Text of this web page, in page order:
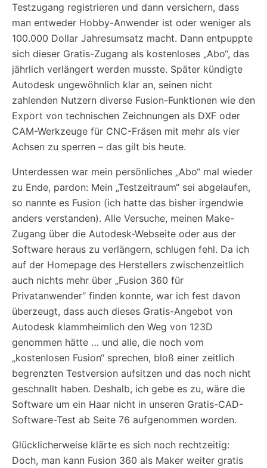
Testzugang registrieren und dann versichern, dass
man entweder Hobby-Anwender ist oder weniger als
100.000 Dollar Jahresumsatz macht. Dann entpuppte
sich dieser Gratis-Zugang als kostenloses „Abo“, das
jährlich verlängert werden musste. Später kündigte
Autodesk ungewöhnlich klar an, seinen nicht
zahlenden Nutzern diverse Fusion-Funktionen wie den
Export von technischen Zeichnungen als DXF oder
CAM-Werkzeuge für CNC-Fräsen mit mehr als vier
Achsen zu sperren – das gilt bis heute.
Unterdessen war mein persönliches „Abo“ mal wieder
zu Ende, pardon: Mein „Testzeitraum“ sei abgelaufen,
so nannte es Fusion (ich hatte das bisher irgendwie
anders verstanden). Alle Versuche, meinen Make-
Zugang über die Autodesk-Webseite oder aus der
Software heraus zu verlängern, schlugen fehl. Da ich
auf der Homepage des Herstellers zwischenzeitlich
auch nichts mehr über „Fusion 360 für
Privatanwender“ finden konnte, war ich fest davon
überzeugt, dass auch dieses Gratis-Angebot von
Autodesk klammheimlich den Weg von 123D
genommen hätte … und alle, die noch vom
„kostenlosen Fusion“ sprechen, bloß einer zeitlich
begrenzten Testversion aufsitzen und das noch nicht
geschnallt haben. Deshalb, ich gebe es zu, wäre die
Software um ein Haar nicht in unseren Gratis-CAD-
Software-Test ab Seite 76 aufgenommen worden.
Glücklicherweise klärte es sich noch rechtzeitig:
Doch, man kann Fusion 360 als Maker weiter gratis